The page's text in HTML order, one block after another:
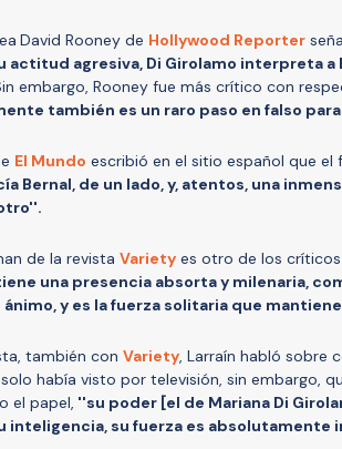
David Rooney de Hollywood Reporter
actitud agresiva, Di Girolamo interpreta a
embargo, Rooney fue más crítico con
también es un raro paso en falso
El Mundo escribió en el sitio español que
Bernal, de un lado, y, atentos, una
de la revista Variety es otro de los
una presencia absorta y milenaria,
y es la fuerza solitaria que
también con Variety, Larraín habló sobre
había visto por televisión, sin embargo,
el papel, ''su poder [el de Mariana Di
inteligencia, su fuerza es absolutamente